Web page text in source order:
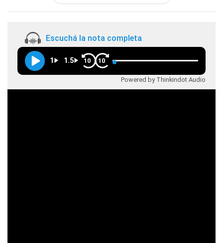
Escuchá la nota completa
1 1.5 10 10
Powered by Thinkindot Audio